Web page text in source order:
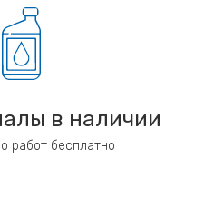
в наличии
работ бесплатно